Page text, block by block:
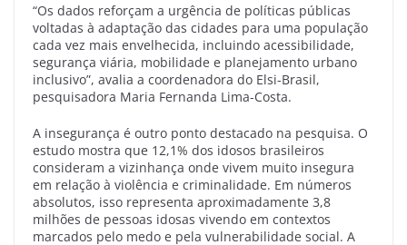
“Os dados reforçam a urgência de políticas públicas
voltadas à adaptação das cidades para uma população
cada vez mais envelhecida, incluindo acessibilidade,
segurança viária, mobilidade e planejamento urbano
inclusivo”, avalia a coordenadora do Elsi-Brasil,
pesquisadora Maria Fernanda Lima-Costa.
A insegurança é outro ponto destacado na pesquisa. O
estudo mostra que 12,1% dos idosos brasileiros
consideram a vizinhança onde vivem muito insegura
em relação à violência e criminalidade. Em números
absolutos, isso representa aproximadamente 3,8
milhões de pessoas idosas vivendo em contextos
marcados pelo medo e pela vulnerabilidade social. A